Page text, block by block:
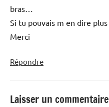
bras…
Si tu pouvais m en dire plus
Merci
Répondre
Laisser un commentaire